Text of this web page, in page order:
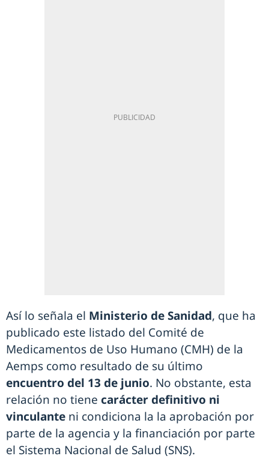
Así lo señala el Ministerio de Sanidad, que ha
publicado este listado del Comité de
Medicamentos de Uso Humano (CMH) de la
Aemps como resultado de su último
encuentro del 13 de junio. No obstante, esta
relación no tiene carácter definitivo ni
vinculante ni condiciona la la aprobación por
parte de la agencia y la financiación por parte
el Sistema Nacional de Salud (SNS).